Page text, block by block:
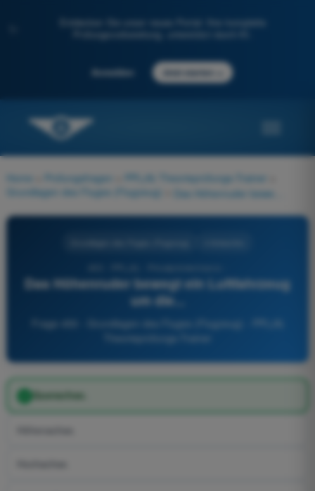
Entdecken Sie unser neues Portal: Ihre komplette
Prüfungsvorbereitung, unterstützt durch KI.
Anmelden Jetzt starten
Home Prüfungsfragen PPL(A) Theorieprüfungs-Trainer
Grundlagen des Fluges (Flugzeug)
Das Höhenruder bewegt ein Luftfahrzeug
um die...
Frage 450 - Grundlagen des Fluges (Flugzeug) - PPL(A)
Querachse.